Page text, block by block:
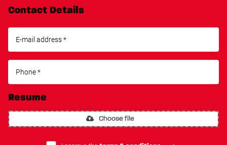
Contact Details
Resume
Choose file